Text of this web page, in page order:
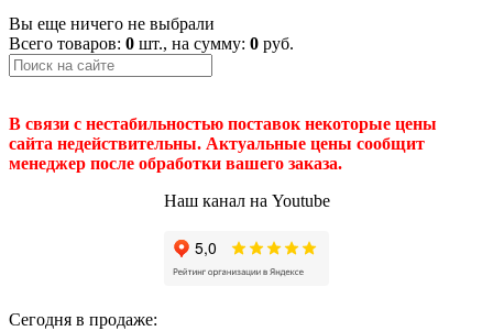
Вы еще ничего не выбрали
Всего товаров: 0 шт., на сумму: 0 руб.
В связи с нестабильностью поставок некоторые цены
сайта недействительны. Актуальные цены сообщит
менеджер после обработки вашего заказа.
Наш канал на Youtube
Сегодня в продаже: